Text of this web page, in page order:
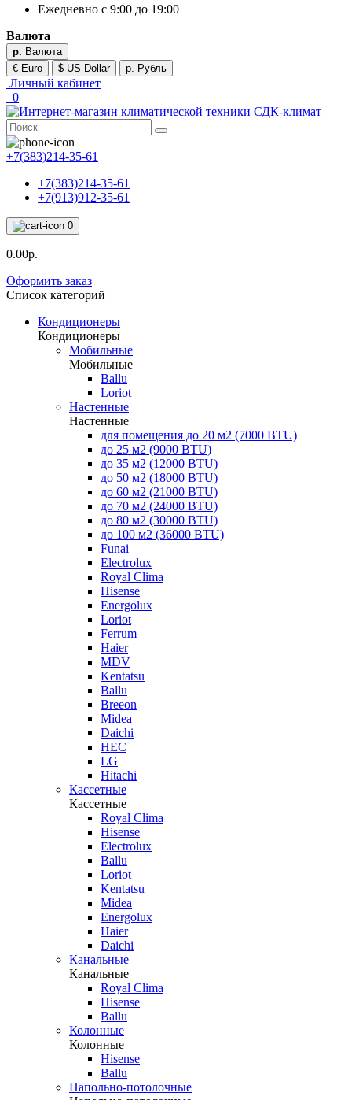
Ежедневно с 9:00 до 19:00
Валюта
р. Валюта
€ Euro
$ US Dollar р. Рубль
Личный кабинет
0
+7(383)214-35-61
+7(383)214-35-61
+7(913)912-35-61
0
0.00р.
Оформить заказ
Список категорий
Кондиционеры
Кондиционеры
Мобильные
Мобильные
Ballu
Loriot
Настенные
Настенные
для помещения до 20 м2 (7000 BTU)
до 25 м2 (9000 BTU)
до 35 м2 (12000 BTU)
до 50 м2 (18000 BTU)
до 60 м2 (21000 BTU)
до 70 м2 (24000 BTU)
до 80 м2 (30000 BTU)
до 100 м2 (36000 BTU)
Funai
Electrolux
Royal Clima
Hisense
Energolux
Loriot
Ferrum
Haier
MDV
Kentatsu
Ballu
Breeon
Midea
Daichi
HEC
LG
Hitachi
Кассетные
Кассетные
Royal Clima
Hisense
Electrolux
Ballu
Loriot
Kentatsu
Midea
Energolux
Haier
Daichi
Канальные
Канальные
Royal Clima
Hisense
Ballu
Колонные
Колонные
Hisense
Ballu
Напольно-потолочные